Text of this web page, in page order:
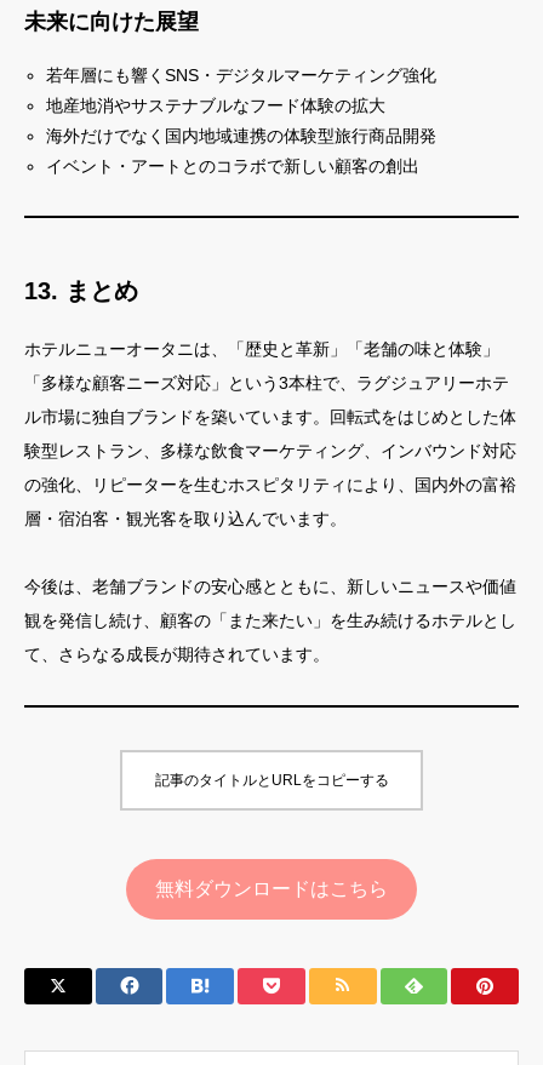
未来に向けた展望
若年層にも響くSNS・デジタルマーケティング強化
地産地消やサステナブルなフード体験の拡大
海外だけでなく国内地域連携の体験型旅行商品開発
イベント・アートとのコラボで新しい顧客の創出
13. まとめ
ホテルニューオータニは、「歴史と革新」「老舗の味と体験」
「多様な顧客ニーズ対応」という3本柱で、ラグジュアリーホテ
ル市場に独自ブランドを築いています。回転式をはじめとした体
験型レストラン、多様な飲食マーケティング、インバウンド対応
の強化、リピーターを生むホスピタリティにより、国内外の富裕
層・宿泊客・観光客を取り込んでいます。
今後は、老舗ブランドの安心感とともに、新しいニュースや価値
観を発信し続け、顧客の「また来たい」を生み続けるホテルとし
て、さらなる成長が期待されています。
記事のタイトルとURLをコピーする
無料ダウンロードはこちら